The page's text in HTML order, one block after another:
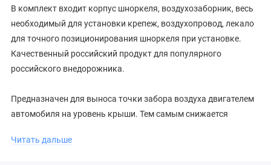
В комплект входит корпус шноркеля, воздухозаборник, весь
необходимый для установки крепеж, воздухопровод, лекало
для точного позиционирования шноркеля при установке.
Качественный российский продукт для популярного
российского внедорожника.
Предназначен для выноса точки забора воздуха двигателем
автомобиля на уровень крыши. Тем самым снижается
получения гидроудара вследствие наполнения цилиндров
Читать дальше